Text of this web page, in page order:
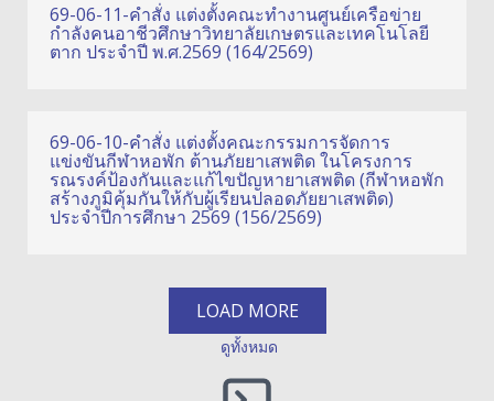
69-06-11-คำสั่ง แต่งตั้งคณะทำงานศูนย์เครือข่าย
กำลังคนอาชีวศึกษาวิทยาลัยเกษตรและเทคโนโลยี
ตาก ประจำปี พ.ศ.2569 (164/2569)
69-06-10-คำสั่ง แต่งตั้งคณะกรรมการจัดการ
แข่งขันกีฬาหอพัก ต้านภัยยาเสพติด ในโครงการ
รณรงค์ป้องกันและแก้ไขปัญหายาเสพติด (กีฬาหอพัก
สร้างภูมิคุ้มกันให้กับผู้เรียนปลอดภัยยาเสพติด)
ประจำปีการศึกษา 2569 (156/2569)
LOAD MORE
ดูทั้งหมด